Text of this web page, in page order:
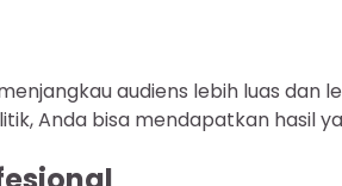
audiens lebih luas dan
Anda bisa mendapatkan hasil